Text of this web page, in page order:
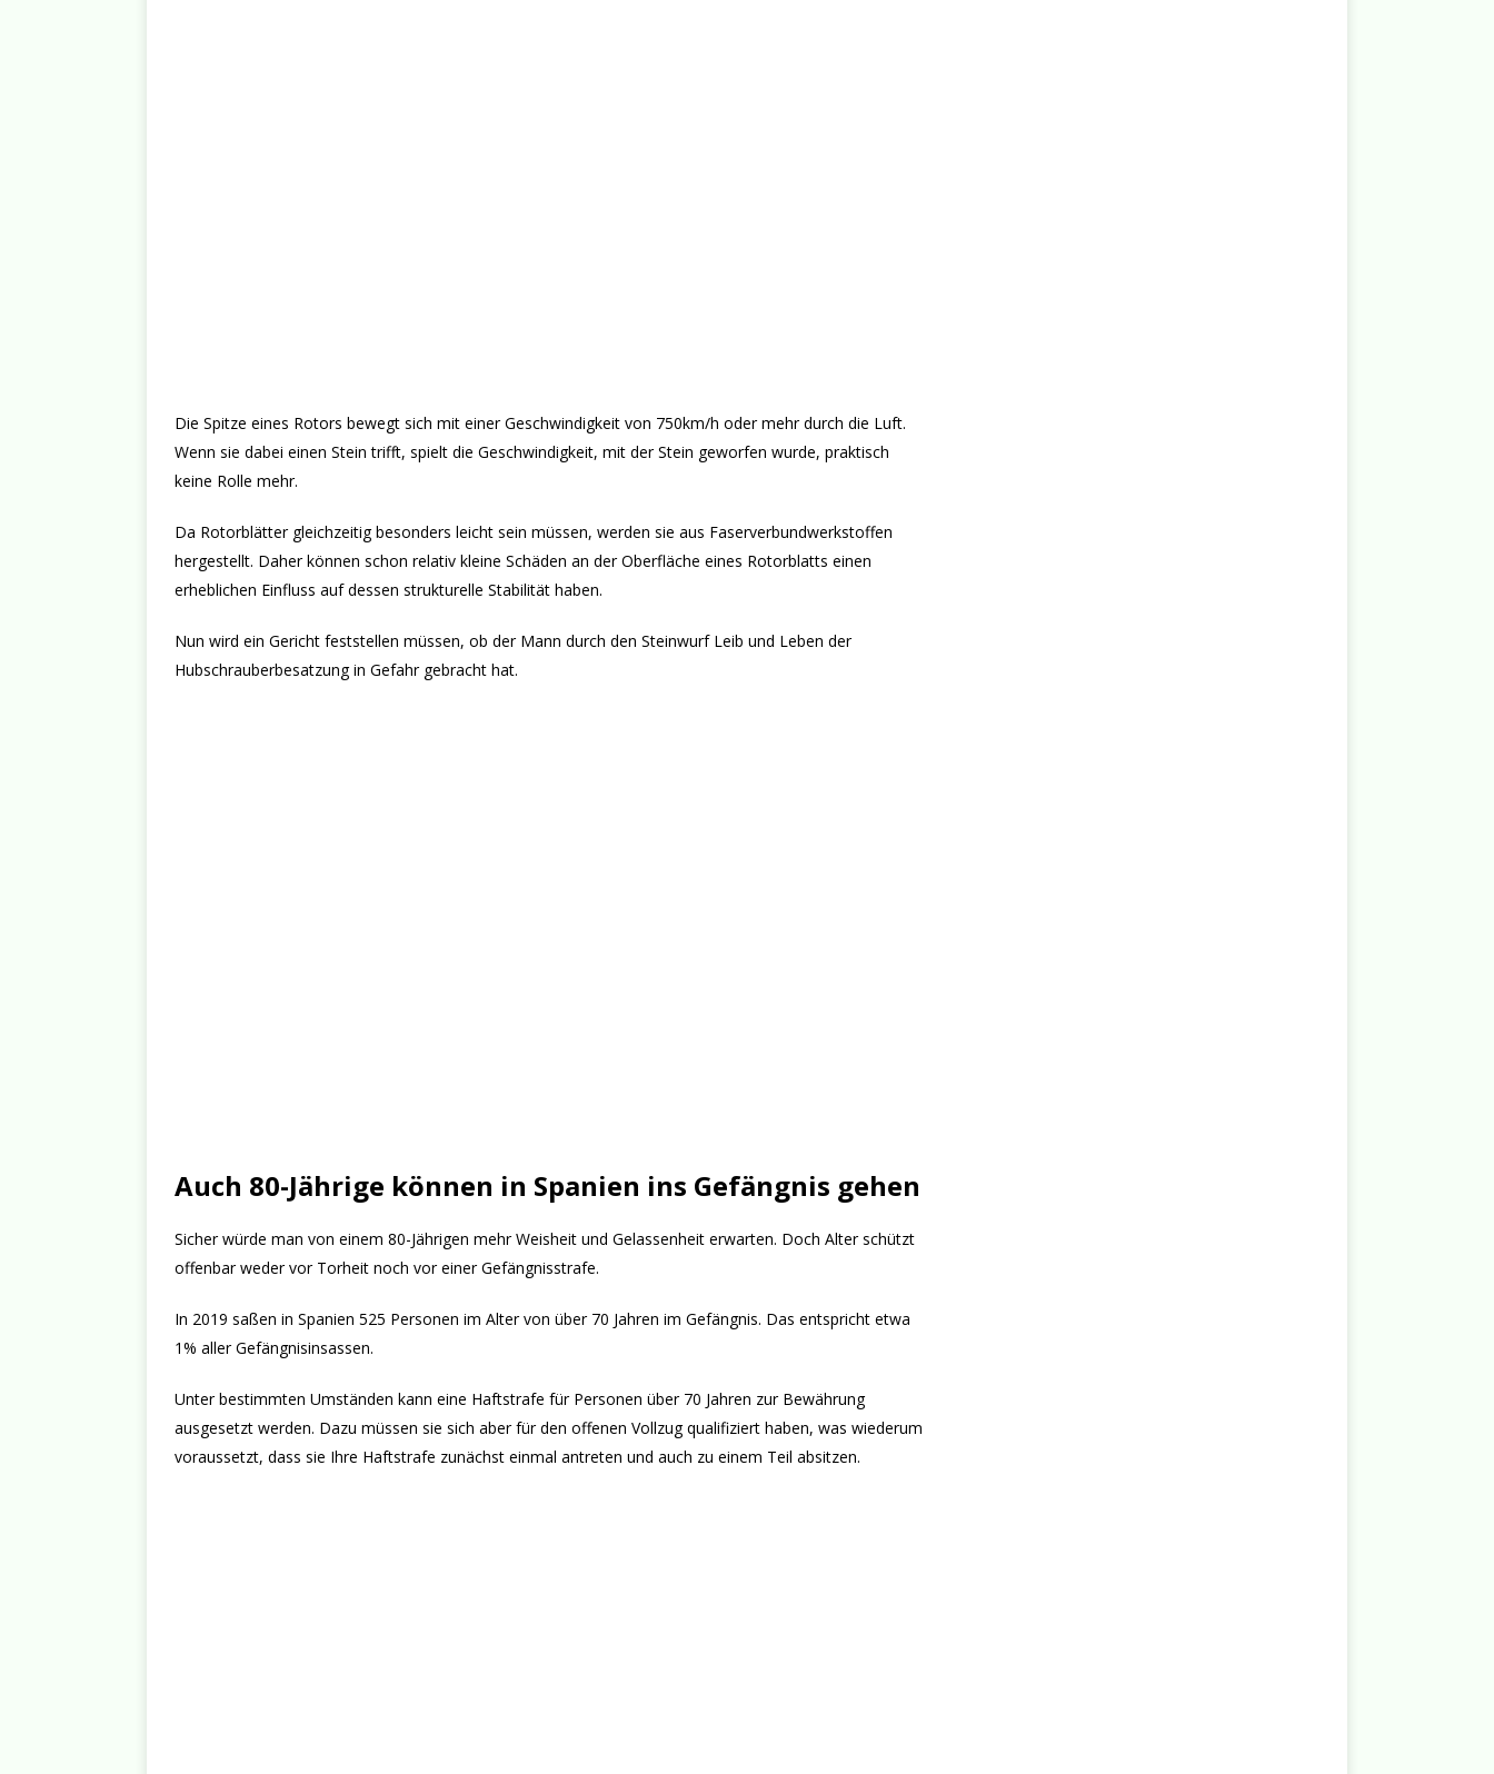
Die Spitze eines Rotors bewegt sich mit einer Geschwindigkeit von 750km/h oder mehr durch die Luft.
Wenn sie dabei einen Stein trifft, spielt die Geschwindigkeit, mit der Stein geworfen wurde, praktisch
keine Rolle mehr.
Da Rotorblätter gleichzeitig besonders leicht sein müssen, werden sie aus Faserverbundwerkstoffen
hergestellt. Daher können schon relativ kleine Schäden an der Oberfläche eines Rotorblatts einen
erheblichen Einfluss auf dessen strukturelle Stabilität haben.
Nun wird ein Gericht feststellen müssen, ob der Mann durch den Steinwurf Leib und Leben der
Hubschrauberbesatzung in Gefahr gebracht hat.
Auch 80-Jährige können in Spanien ins Gefängnis gehen
Sicher würde man von einem 80-Jährigen mehr Weisheit und Gelassenheit erwarten. Doch Alter schützt
offenbar weder vor Torheit noch vor einer Gefängnisstrafe.
In 2019 saßen in Spanien 525 Personen im Alter von über 70 Jahren im Gefängnis. Das entspricht etwa
1% aller Gefängnisinsassen.
Unter bestimmten Umständen kann eine Haftstrafe für Personen über 70 Jahren zur Bewährung
ausgesetzt werden. Dazu müssen sie sich aber für den offenen Vollzug qualifiziert haben, was wiederum
voraussetzt, dass sie Ihre Haftstrafe zunächst einmal antreten und auch zu einem Teil absitzen.